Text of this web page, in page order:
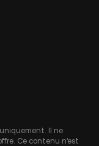
Il ne
Ce contenu n'est